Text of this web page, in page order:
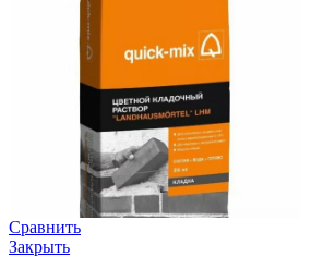
Сравнить
Закрыть